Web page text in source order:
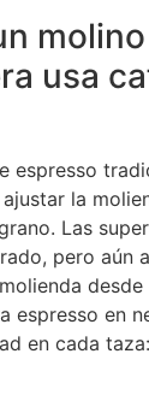
usa
espresso
la
Las
pero aún
desde
espresso en
en cada